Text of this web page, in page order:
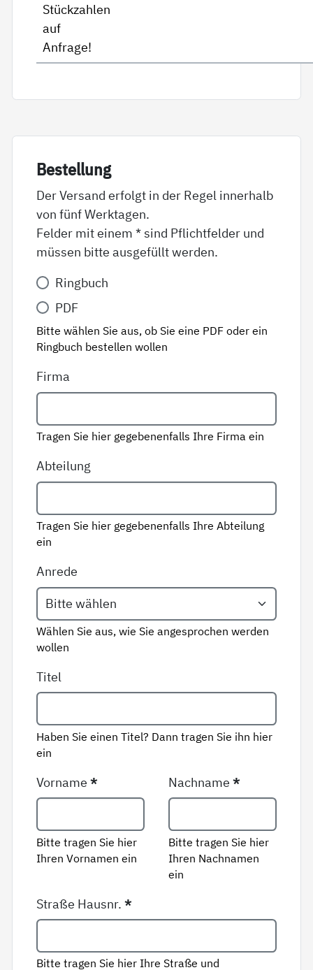
Stückzahlen
auf
Anfrage!
Be­stel­lung
Der Versand erfolgt in der Regel innerhalb
von fünf Werktagen.
Felder mit einem * sind Pflichtfelder und
müssen bitte ausgefüllt werden.
Variante*
Ringbuch
PDF
Bitte wählen Sie aus, ob Sie eine PDF oder ein
Ringbuch bestellen wollen
Firma
Tragen Sie hier gegebenenfalls Ihre Firma ein
Abteilung
Tragen Sie hier gegebenenfalls Ihre Abteilung
ein
Anrede
Wählen Sie aus, wie Sie angesprochen werden
wollen
Titel
Haben Sie einen Titel? Dann tragen Sie ihn hier
ein
Vorname*
Bitte tragen Sie hier
Ihren Vornamen ein
Nachname*
Bitte tragen Sie hier
Ihren Nachnamen
ein
Straße Hausnr.*
Bitte tragen Sie hier Ihre Straße und